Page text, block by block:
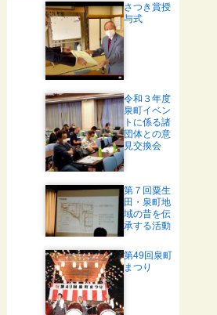
さつき賞授
与式
令和３年度
泉町イベン
トに係る諸
団体との意
見交換会
第７回粟生
田・泉町地
域の昔を伝
承する活動
第49回泉町
まつり